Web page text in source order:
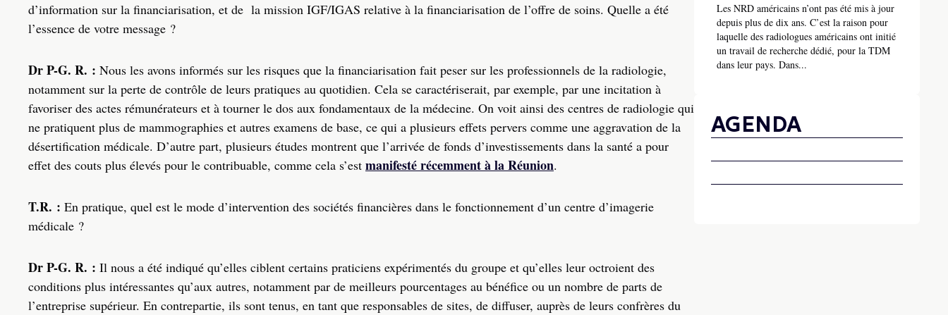
d’information sur la financiarisation, et de la mission IGF/IGAS relative à la financiarisation de l’offre de soins. Quelle a été
l’essence de votre message ?
Dr P-G. R. : Nous les avons informés sur les risques que la financiarisation fait peser sur les professionnels de la radiologie,
notamment sur la perte de contrôle de leurs pratiques au quotidien. Cela se caractériserait, par exemple, par une incitation à
favoriser des actes rémunérateurs et à tourner le dos aux fondamentaux de la médecine. On voit ainsi des centres de radiologie qui
ne pratiquent plus de mammographies et autres examens de base, ce qui a plusieurs effets pervers comme une aggravation de la
désertification médicale. D’autre part, plusieurs études montrent que l’arrivée de fonds d’investissements dans la santé a pour
effet des couts plus élevés pour le contribuable, comme cela s’est manifesté récemment à la Réunion.
T.R. : En pratique, quel est le mode d’intervention des sociétés financières dans le fonctionnement d’un centre d’imagerie
médicale ?
Dr P-G. R. : Il nous a été indiqué qu’elles ciblent certains praticiens expérimentés du groupe et qu’elles leur octroient des
conditions plus intéressantes qu’aux autres, notamment par de meilleurs pourcentages au bénéfice ou un nombre de parts de
l’entreprise supérieur. En contrepartie, ils sont tenus, en tant que responsables de sites, de diffuser, auprès de leurs confrères du
Les NRD américains n’ont pas été mis à jour
depuis plus de dix ans. C’est la raison pour
laquelle des radiologues américains ont initié
un travail de recherche dédié, pour la TDM
dans leur pays. Dans...
AGENDA